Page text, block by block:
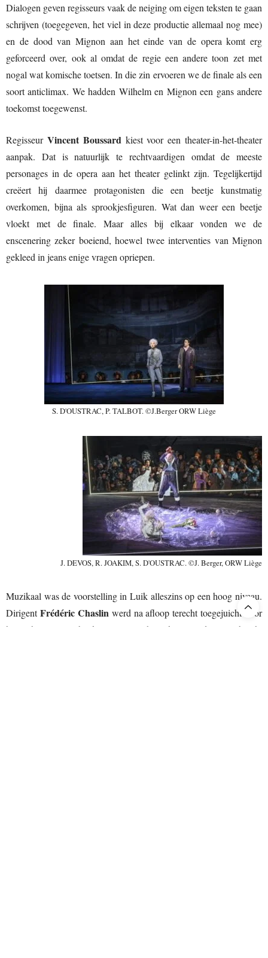
Dialogen geven regisseurs vaak de neiging om eigen teksten te gaan
schrijven (toegegeven, het viel in deze productie allemaal nog mee)
en de dood van Mignon aan het einde van de opera komt erg
geforceerd over, ook al omdat de regie een andere toon zet met
nogal wat komische toetsen. In die zin ervoeren we de finale als een
soort anticlimax. We hadden Wilhelm en Mignon een gans andere
toekomst toegewenst.
Regisseur Vincent Boussard kiest voor een theater-in-het-theater
aanpak. Dat is natuurlijk te rechtvaardigen omdat de meeste
personages in de opera aan het theater gelinkt zijn. Tegelijkertijd
creëert hij daarmee protagonisten die een beetje kunstmatig
overkomen, bijna als sprookjesfiguren. Wat dan weer een beetje
vloekt met de finale. Maar alles bij elkaar vonden we de
enscenering zeker boeiend, hoewel twee interventies van Mignon
gekleed in jeans enige vragen opriepen.
S. D'OUSTRAC, P. TALBOT. ©J.Berger ORW Liège
J. DEVOS, R. JOAKIM, S. D'OUSTRAC. ©J. Berger, ORW Liège
Muzikaal was de voorstelling in Luik alleszins op een hoog niveau.
DirigentFrédéric Chaslin werd na afloop terecht toegejuicht door
het enthousiaste publiek. Samen met het orkest van de ORW bracht